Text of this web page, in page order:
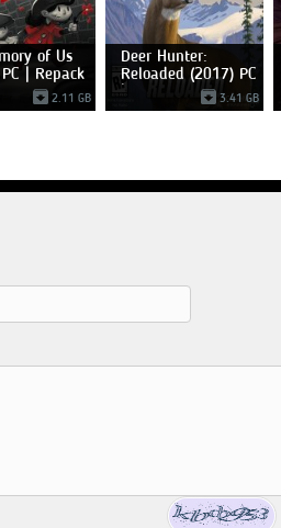
of Us
| Repack
2.11 GB
Deer Hunter:
Reloaded (2017) PC
|
3.41 GB